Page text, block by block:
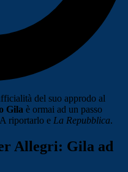
del suo approdo al
Gila è ormai ad un passo
riportarlo e La Repubblica.
Allegri: Gila ad